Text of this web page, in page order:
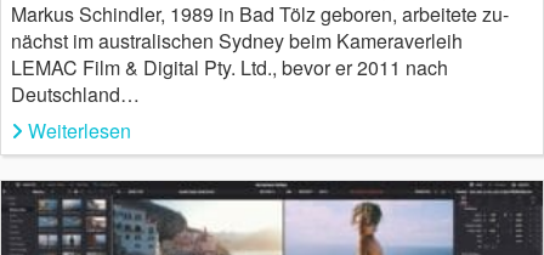
Markus Schindler, 1989 in Bad Tölz geboren, arbeitete zu-
nächst im australischen Sydney beim Kameraverleih
LEMAC Film & Digital Pty. Ltd., bevor er 2011 nach
Deutschland…
Weiterlesen